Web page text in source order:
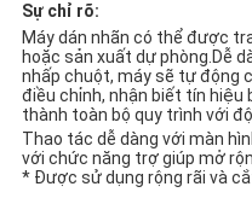
SƠ
ĐỒ
TRANG
WEB
Sự chỉ rõ:
Máy dán nhãn có thể được
hoặc sản xuất dự phòng.Dễ
nhấp chuột, máy sẽ tự động
điều chỉnh, nhận biết tín hiệu
thành toàn bộ quy trình với
Thao tác dễ dàng với màn
với chức năng trợ giúp mở
* Được sử dụng rộng rãi và